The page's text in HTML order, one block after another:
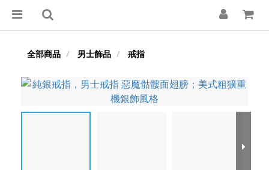
全部商品 男士飾品 戒指